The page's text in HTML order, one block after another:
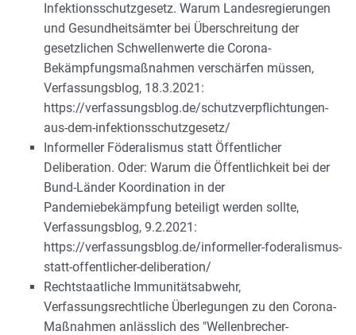
Infektionsschutzgesetz. Warum Landesregierungen
und Gesundheitsämter bei Überschreitung der
gesetzlichen Schwellenwerte die Corona-
Bekämpfungsmaßnahmen verschärfen müssen,
Verfassungsblog, 18.3.2021:
https://verfassungsblog.de/schutzverpflichtungen-
aus-dem-infektionsschutzgesetz/
Informeller Föderalismus statt Öffentlicher
Deliberation. Oder: Warum die Öffentlichkeit bei der
Bund-Länder Koordination in der
Pandemiebekämpfung beteiligt werden sollte,
Verfassungsblog, 9.2.2021:
https://verfassungsblog.de/informeller-foderalismus-
statt-offentlicher-deliberation/
Rechtstaatliche Immunitätsabwehr,
Verfassungsrechtliche Überlegungen zu den Corona-
Maßnahmen anlässlich des "Wellenbrecher-